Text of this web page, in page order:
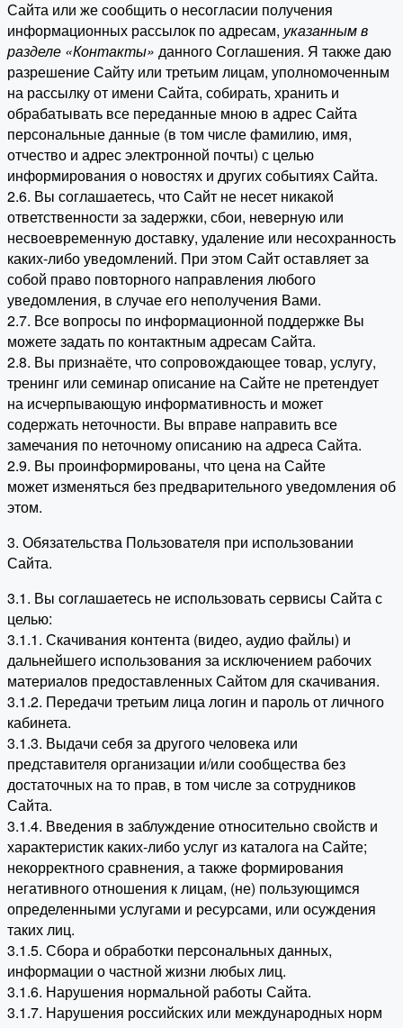
Сайта или же сообщить о несогласии получения
информационных рассылок по адресам, указанным в
разделе «Контакты» данного Соглашения. Я также даю
разрешение Сайту или третьим лицам, уполномоченным
на рассылку от имени Сайта, собирать, хранить и
обрабатывать все переданные мною в адрес Сайта
персональные данные (в том числе фамилию, имя,
отчество и адрес электронной почты) с целью
информирования о новостях и других событиях Сайта.
2.6. Вы соглашаетесь, что Сайт не несет никакой
ответственности за задержки, сбои, неверную или
несвоевременную доставку, удаление или несохранность
каких-либо уведомлений. При этом Сайт оставляет за
собой право повторного направления любого
уведомления, в случае его неполучения Вами.
2.7. Все вопросы по информационной поддержке Вы
можете задать по контактным адресам Сайта.
2.8. Вы признаёте, что сопровождающее товар, услугу,
тренинг или семинар описание на Сайте не претендует
на исчерпывающую информативность и может
содержать неточности. Вы вправе направить все
замечания по неточному описанию на адреса Сайта.
2.9. Вы проинформированы, что цена на Сайте
может изменяться без предварительного уведомления об
этом.
3. Обязательства Пользователя при использовании
Сайта.
3.1. Вы соглашаетесь не использовать сервисы Сайта с
целью:
3.1.1. Скачивания контента (видео, аудио файлы) и
дальнейшего использования за исключением рабочих
материалов предоставленных Сайтом для скачивания.
3.1.2. Передачи третьим лица логин и пароль от личного
кабинета.
3.1.3. Выдачи себя за другого человека или
представителя организации и/или сообщества без
достаточных на то прав, в том числе за сотрудников
Сайта.
3.1.4. Введения в заблуждение относительно свойств и
характеристик каких-либо услуг из каталога на Сайте;
некорректного сравнения, а также формирования
негативного отношения к лицам, (не) пользующимся
определенными услугами и ресурсами, или осуждения
таких лиц.
3.1.5. Сбора и обработки персональных данных,
информации о частной жизни любых лиц.
3.1.6. Нарушения нормальной работы Сайта.
3.1.7. Нарушения российских или международных норм